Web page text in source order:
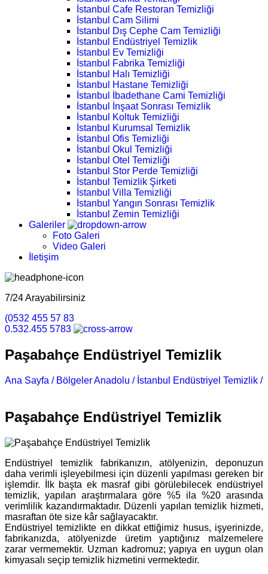
İstanbul Cafe Restoran Temizliği
İstanbul Cam Silimi
İstanbul Dış Cephe Cam Temizliği
İstanbul Endüstriyel Temizlik
İstanbul Ev Temizliği
İstanbul Fabrika Temizliği
İstanbul Halı Temizliği
İstanbul Hastane Temizliği
İstanbul İbadethane Cami Temizliği
İstanbul İnşaat Sonrası Temizlik
İstanbul Koltuk Temizliği
İstanbul Kurumsal Temizlik
İstanbul Ofis Temizliği
İstanbul Okul Temizliği
İstanbul Otel Temizliği
İstanbul Stor Perde Temizliği
İstanbul Temizlik Şirketi
İstanbul Villa Temizliği
İstanbul Yangın Sonrası Temizlik
İstanbul Zemin Temizliği
Galeriler
Foto Galeri
Video Galeri
İletişim
7/24 Arayabilirsiniz
(0532 455 57 83
0.532.455 5783
Paşabahçe Endüstriyel Temizlik
Ana Sayfa / Bölgeler Anadolu / İstanbul Endüstriyel Temizlik /
Paşabahçe Endüstriyel Temizlik
Endüstriyel temizlik fabrikanızın, atölyenizin, deponuzun
daha verimli işleyebilmesi için düzenli yapılması gereken bir
işlemdir. İlk başta ek masraf gibi görülebilecek endüstriyel
temizlik, yapılan araştırmalara göre %5 ila %20 arasında
verimlilik kazandırmaktadır. Düzenli yapılan temizlik hizmeti,
masraftan öte size kâr sağlayacaktır.
Endüstriyel temizlikte en dikkat ettiğimiz husus, işyerinizde,
fabrikanızda, atölyenizde üretim yaptığınız malzemelere
zarar vermemektir. Uzman kadromuz; yapıya en uygun olan
kimyasalı seçip temizlik hizmetini vermektedir.